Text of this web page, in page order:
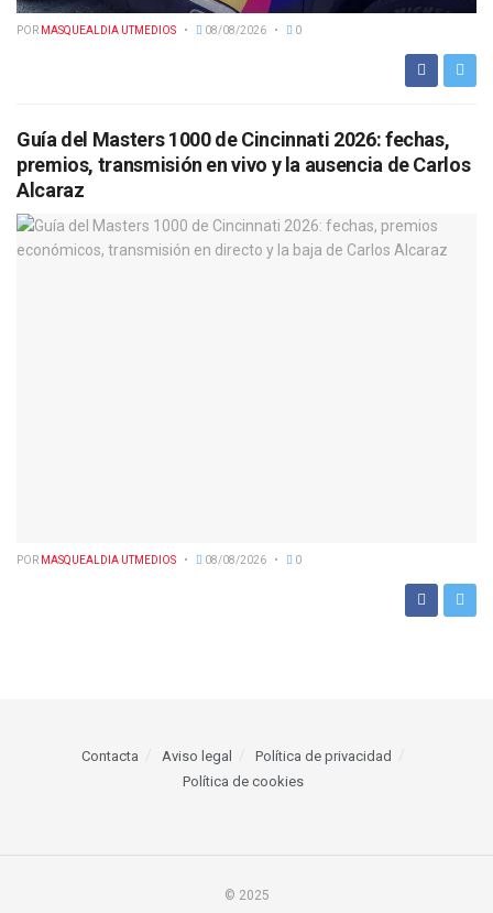
POR MASQUEALDIA UTMEDIOS 08/08/2026 0
Guía del Masters 1000 de Cincinnati 2026: fechas,
premios, transmisión en vivo y la ausencia de Carlos
Alcaraz
POR MASQUEALDIA UTMEDIOS 08/08/2026 0
Contacta Aviso legal
Política de privacidad
Política de cookies
© 2025